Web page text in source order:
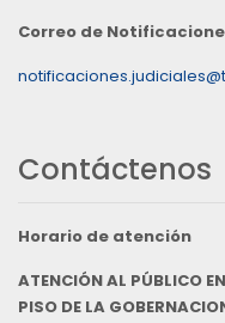
Correo de
Contáctenos
Horario de atención
ATENCIÓN AL PÚBLICO
PISO DE LA